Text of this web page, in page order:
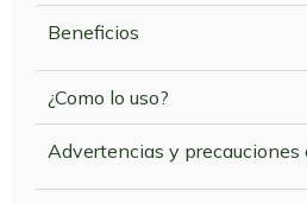
Beneficios
¿Como lo uso?
Advertencias y precauciones